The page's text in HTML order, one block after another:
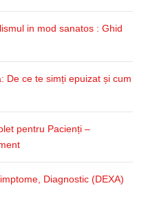
in mod sanatos : Ghid
De ce te simți epuizat și cum
pentru Pacienți –
Diagnostic (DEXA)